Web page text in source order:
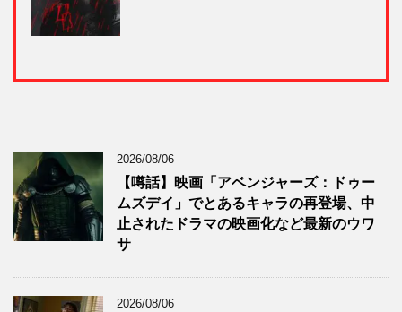
2026/08/06
【噂話】映画「アベンジャーズ：ドゥー
ムズデイ」でとあるキャラの再登場、中
止されたドラマの映画化など最新のウワ
サ
2026/08/06